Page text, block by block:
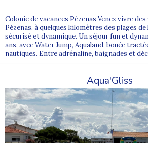
Colonie de vacances Pézenas Venez vivre
Pézenas, à quelques kilomètres des plages
sécurisé et dynamique. Un séjour fun et
ans, avec Water Jump, Aqualand, bouée
nautiques. Entre adrénaline, baignades et
Aqua'Gliss